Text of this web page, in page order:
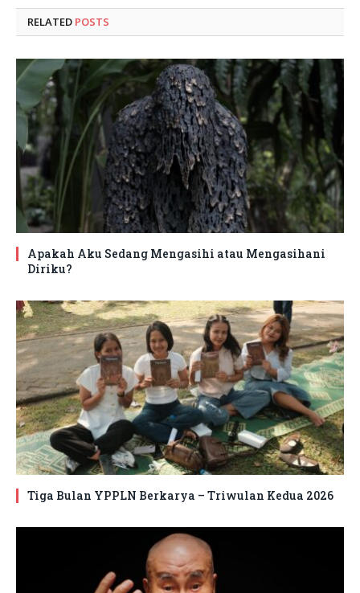
RELATED POSTS
Apakah Aku Sedang Mengasihi atau Mengasihani
Diriku?
Tiga Bulan YPPLN Berkarya – Triwulan Kedua 2026